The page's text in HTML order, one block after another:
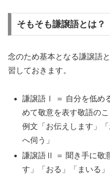
そもそも謙譲語とは？
念のため基本となる謙譲語
習しておきます。
謙譲語Ⅰ ＝ 自分を低め
めて敬意を表す敬語のこ
例文「お伝えします」
へ伺う」
謙譲語Ⅱ ＝ 聞き手に敬
す」「おる」「まいる